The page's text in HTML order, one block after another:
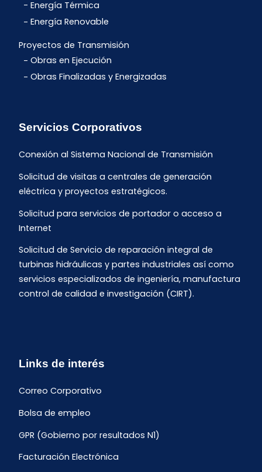
Energía Térmica
Energía Renovable
Proyectos de Transmisión
Obras en Ejecución
Obras Finalizadas y Energizadas
Servicios Corporativos
Conexión al Sistema Nacional de Transmisión
Solicitud de visitas a centrales de generación
eléctrica y proyectos estratégicos.
Solicitud para servicios de portador o acceso a
Internet
Solicitud de Servicio de reparación integral de
turbinas hidráulicas y partes industriales así como
servicios especializados de ingeniería, manufactura
control de calidad e investigación (CIRT).
Links de interés
Correo Corporativo
Bolsa de empleo
GPR (Gobierno por resultados N1)
Facturación Electrónica